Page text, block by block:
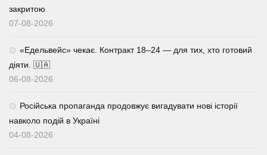
закритою
07-08-2026
«Едельвейс» чекає. Контракт 18–24 — для тих, хто готовий
діяти. 🇺🇦
06-08-2026
Російська пропаганда продовжує вигадувати нові історії
навколо подій в Україні
04-08-2026